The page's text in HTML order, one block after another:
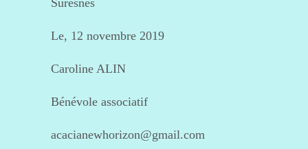
Suresnes
Le, 12 novembre 2019
Caroline ALIN
Bénévole associatif
acacianewhorizon@gmail.com